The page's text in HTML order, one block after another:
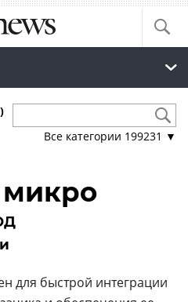
Все категории 199231 ▼
для быстрой интеграции